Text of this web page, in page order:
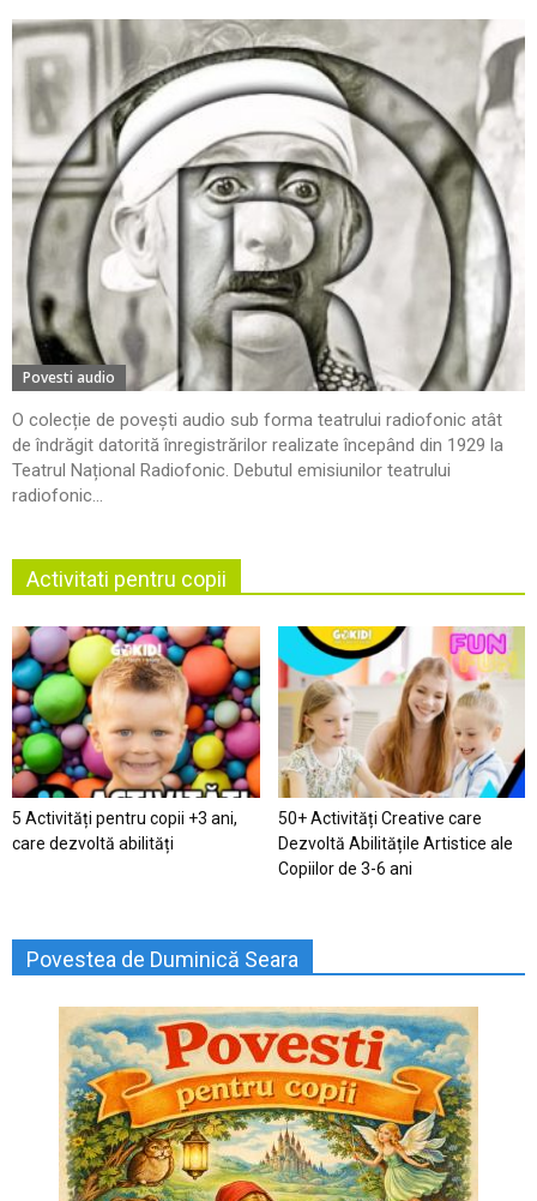
Povesti audio
O colecție de povești audio sub forma teatrului radiofonic atât
de îndrăgit datorită înregistrărilor realizate începând din 1929 la
Teatrul Național Radiofonic. Debutul emisiunilor teatrului
radiofonic...
Activitati pentru copii
5 Activități pentru copii +3 ani,
care dezvoltă abilități
50+ Activități Creative care
Dezvoltă Abilitățile Artistice ale
Copiilor de 3-6 ani
Povestea de Duminică Seara